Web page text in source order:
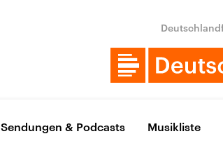
Sendungen & Podcasts Musikliste